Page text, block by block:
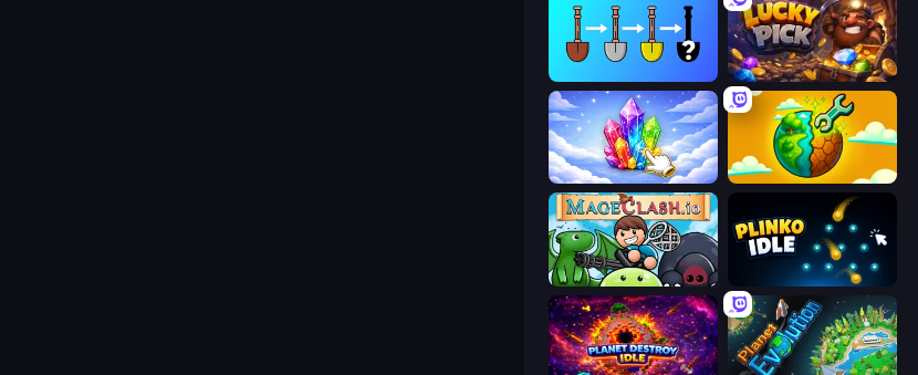
Lucky Pick
Crystalia Idle Clicker Land Explorers: Merge & Build
Mageclash.io Plinko Idle